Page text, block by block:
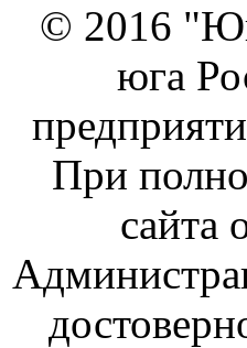
© 2016
юга
При
сайта